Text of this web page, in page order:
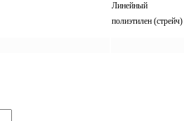
Линейный
полиэтилен (стрейч)